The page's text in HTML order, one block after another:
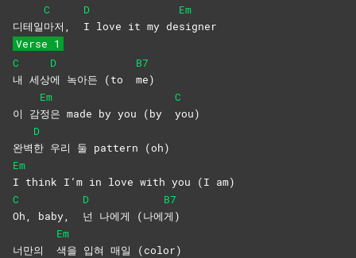
디테일
C
마저,
D
I love it my de
Em
signer
Verse 1
C
내 세상
D
에 녹아든 (to
B7
me)
이 감
Em
정은 made by you (by
C
you)
완벽
D
한 우리 둘 pattern (oh)
Em
I think I’m in love with you (I am)
C
Oh, baby,
D
넌 나에게 (나에
B7
게)
너만의
Em
색을 입혀 매일 (color)